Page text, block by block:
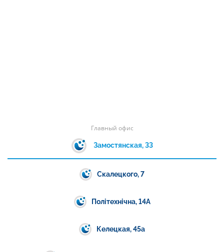
Главный офис
Замостянская, 33
Скалецкого, 7
Політехнічна, 14А
Келецкая, 45а